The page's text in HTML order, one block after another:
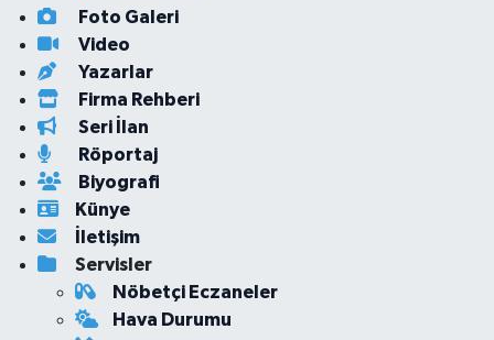
Foto Galeri
Video
Yazarlar
Firma Rehberi
Seri İlan
Röportaj
Biyografi
Künye
İletişim
Servisler
Nöbetçi Eczaneler
Hava Durumu